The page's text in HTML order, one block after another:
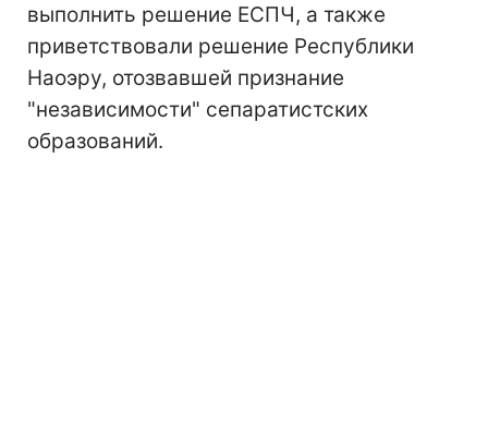
выполнить решение ЕСПЧ, а также
приветствовали решение Республики
Наоэру, отозвавшей признание
"независимости" сепаратистских
образований.